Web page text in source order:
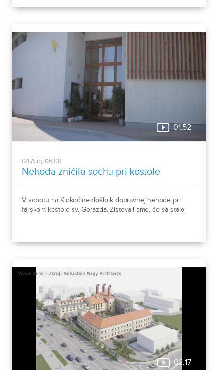
01:52
04.Aug, 06:08
Nehoda zničila sochu pri kostole
V sobotu na Klokočine došlo k dopravnej nehode pri
farskom kostole sv. Gorazda. Zistovali sme, čo sa stalo.
02:17